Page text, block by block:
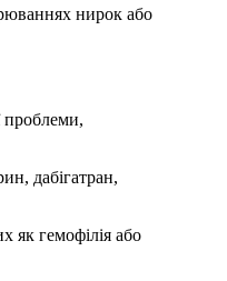
нирок або
проблеми,
дабігатран,
як гемофілія або